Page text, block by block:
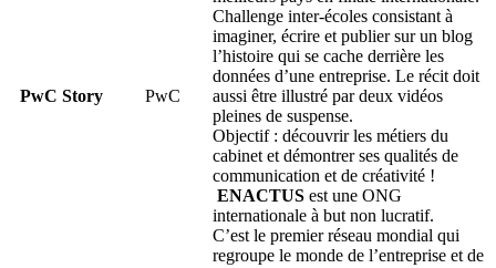
PwC Story PwC
Challenge inter-écoles consistant à
imaginer, écrire et publier sur un blog
l’histoire qui se cache derrière les
données d’une entreprise. Le récit doit
aussi être illustré par deux vidéos
pleines de suspense.
Objectif : découvrir les métiers du
cabinet et démontrer ses qualités de
communication et de créativité !
ENACTUS est une ONG
internationale à but non lucratif.
C’est le premier réseau mondial qui
regroupe le monde de l’entreprise et de